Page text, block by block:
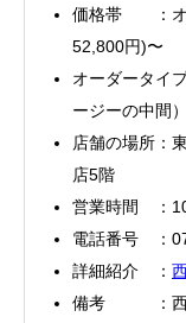
価格帯 ：オ
52,800円)〜
オーダータイ
ージーの中間）
店舗の場所：
店5階
営業時間 ：
電話番号 ：
詳細紹介 ：
備考 ：西武